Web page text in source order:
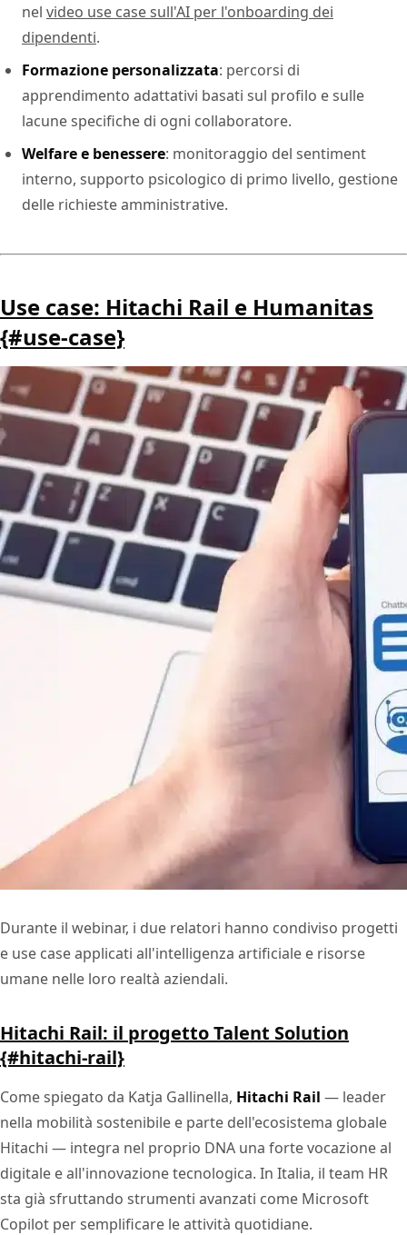
nel video use case sull'AI per l'onboarding dei
dipendenti.
Formazione personalizzata: percorsi di
apprendimento adattativi basati sul profilo e sulle
lacune specifiche di ogni collaboratore.
Welfare e benessere: monitoraggio del sentiment
interno, supporto psicologico di primo livello, gestione
delle richieste amministrative.
Use case: Hitachi Rail e Humanitas
{#use-case}
Durante il webinar, i due relatori hanno condiviso progetti
e use case applicati all'intelligenza artificiale e risorse
umane nelle loro realtà aziendali.
Hitachi Rail: il progetto Talent Solution
{#hitachi-rail}
Come spiegato da Katja Gallinella, Hitachi Rail — leader
nella mobilità sostenibile e parte dell'ecosistema globale
Hitachi — integra nel proprio DNA una forte vocazione al
digitale e all'innovazione tecnologica. In Italia, il team HR
sta già sfruttando strumenti avanzati come Microsoft
Copilot per semplificare le attività quotidiane.